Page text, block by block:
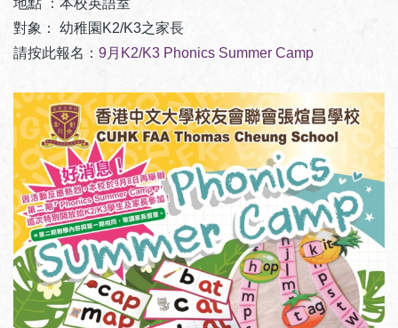
地點 ：本校英語室
對象： 幼稚園K2/K3之家長
請按此報名： 9月K2/K3 Phonics Summer Camp